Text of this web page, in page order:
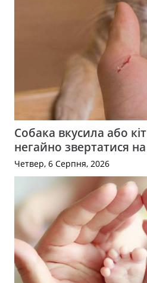
Собака вкусила або
негайно звертатися
Четвер, 6 Серпня, 2026